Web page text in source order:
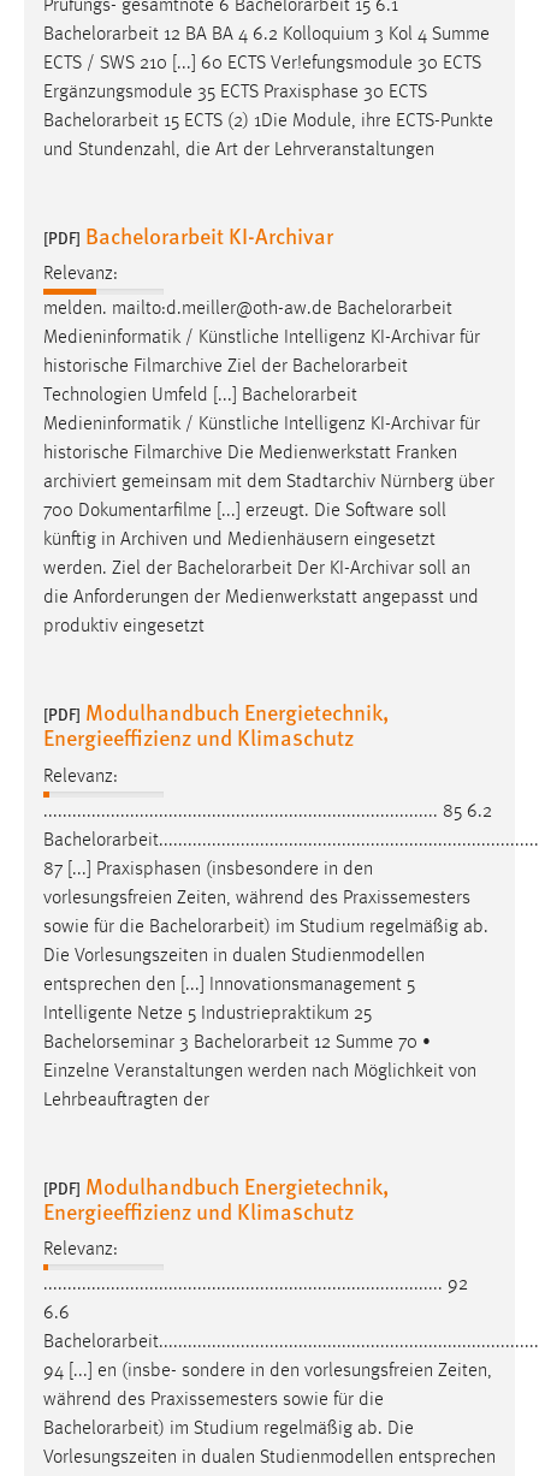
Prüfungs- gesamtnote 6 Bachelorarbeit 15 6.1
Bachelorarbeit 12 BA BA 4 6.2 Kolloquium 3 Kol 4 Summe
ECTS / SWS 210 [...] 60 ECTS Ver!efungsmodule 30 ECTS
Ergänzungsmodule 35 ECTS Praxisphase 30 ECTS
Bachelorarbeit 15 ECTS (2) 1Die Module, ihre ECTS-Punkte
und Stundenzahl, die Art der Lehrveranstaltungen
[PDF] Bachelorarbeit KI-Archivar
Relevanz:
melden. mailto:d.meiller@oth-aw.de Bachelorarbeit
Medieninformatik / Künstliche Intelligenz KI-Archivar für
historische Filmarchive Ziel der Bachelorarbeit
Technologien Umfeld [...] Bachelorarbeit
Medieninformatik / Künstliche Intelligenz KI-Archivar für
historische Filmarchive Die Medienwerkstatt Franken
archiviert gemeinsam mit dem Stadtarchiv Nürnberg über
700 Dokumentarfilme [...] erzeugt. Die Software soll
künftig in Archiven und Medienhäusern eingesetzt
werden. Ziel der Bachelorarbeit Der KI-Archivar soll an
die Anforderungen der Medienwerkstatt angepasst und
produktiv eingesetzt
[PDF] Modulhandbuch Energietechnik,
Energieeffizienz und Klimaschutz
Relevanz:
.................................................................................. 85 6.2
Bachelorarbeit
87 [...] Praxisphasen (insbesondere in den
vorlesungsfreien Zeiten, während des Praxissemesters
sowie für die Bachelorarbeit) im Studium regelmäßig ab.
Die Vorlesungszeiten in dualen Studienmodellen
entsprechen den [...] Innovationsmanagement 5
Intelligente Netze 5 Industriepraktikum 25
Bachelorseminar 3 Bachelorarbeit 12 Summe 70 •
Einzelne Veranstaltungen werden nach Möglichkeit von
Lehrbeauftragten der
[PDF] Modulhandbuch Energietechnik,
Energieeffizienz und Klimaschutz
Relevanz:
................................................................................... 92
6.6
Bachelorarbeit
94 [...] en (insbe- sondere in den vorlesungsfreien Zeiten,
während des Praxissemesters sowie für die
Bachelorarbeit) im Studium regelmäßig ab. Die
Vorlesungszeiten in dualen Studienmodellen entsprechen
Conversion-Tracking
Cookie Laufzeit:
3 Monate
Facebook Pixel
_fbp
Anbieter:
Facebook
Zweck:
Cookie Laufzeit:
3 Monate
EXTERNE MEDIEN
Um Inhalte von Videoplattformen und Social Media
Plattformen anzeigen zu können, werden von diesen
YouTube
Vimeo